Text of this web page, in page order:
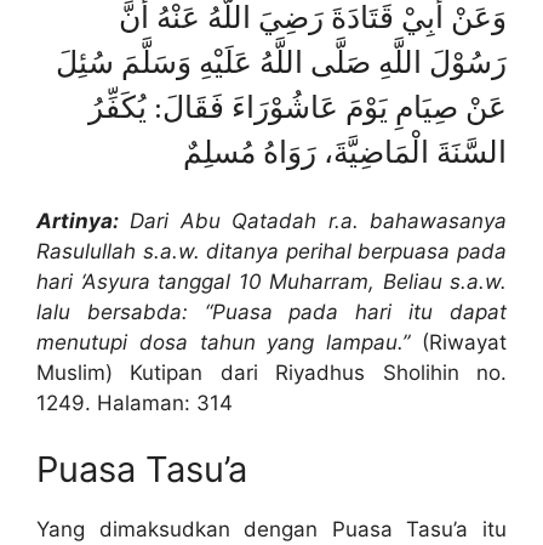
وَعَنْ أَبِيْ قَتَادَةَ رَضِيَ اللَّهُ عَنْهُ أَنَّ
رَسُوْلَ اللَّهِ صَلَّى اللَّهُ عَلَيْهِ وَسَلَّمَ سُئِلَ
عَنْ صِيَامِ يَوْمَ عَاشُوْرَاءَ فَقَالَ: يُكَفِّرُ
السَّنَةَ الْمَاضِيَّةَ، رَوَاهُ مُسلِمٌ
Artinya: Dari Abu Qatadah r.a. bahawasanya
Rasulullah s.a.w. ditanya perihal berpuasa pada
hari ‘Asyura tanggal 10 Muharram, Beliau s.a.w.
lalu bersabda: “Puasa pada hari itu dapat
menutupi dosa tahun yang lampau.”(Riwayat
Muslim) Kutipan dari Riyadhus Sholihin no.
1249. Halaman: 314
Puasa Tasu’a
Yang dimaksudkan dengan Puasa Tasu’a itu